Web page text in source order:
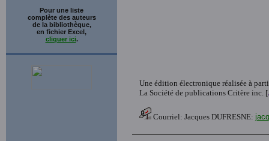
Pour une liste
complète des auteurs
de la bibliothèque,
en fichier Excel,
cliquer ici.
Une édition électronique réalisée à
La Société de publications Critère inc. [
Courriel: Jacques DUFRESNE: